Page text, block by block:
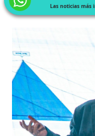
Las noticias